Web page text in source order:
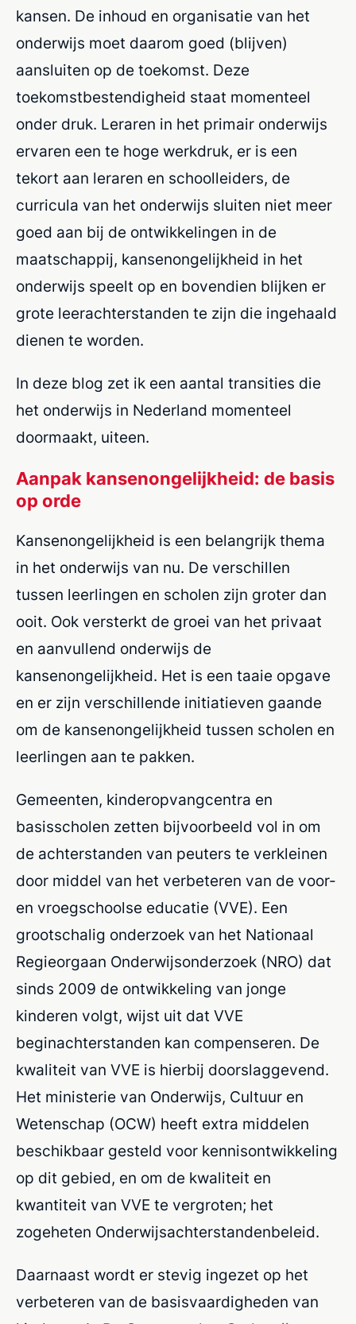
kansen. De inhoud en organisatie van het
onderwijs moet daarom goed (blijven)
aansluiten op de toekomst. Deze
toekomstbestendigheid staat momenteel
onder druk. Leraren in het primair onderwijs
ervaren een te hoge werkdruk, er is een
tekort aan leraren en schoolleiders, de
curricula van het onderwijs sluiten niet meer
goed aan bij de ontwikkelingen in de
maatschappij, kansenongelijkheid in het
onderwijs speelt op en bovendien blijken er
grote leerachterstanden te zijn die ingehaald
dienen te worden.
In deze blog zet ik een aantal transities die
het onderwijs in Nederland momenteel
doormaakt, uiteen.
Aanpak kansenongelijkheid: de basis
op orde
Kansenongelijkheid is een belangrijk thema
in het onderwijs van nu. De verschillen
tussen leerlingen en scholen zijn groter dan
ooit. Ook versterkt de groei van het privaat
en aanvullend onderwijs de
kansenongelijkheid. Het is een taaie opgave
en er zijn verschillende initiatieven gaande
om de kansenongelijkheid tussen scholen en
leerlingen aan te pakken.
Gemeenten, kinderopvangcentra en
basisscholen zetten bijvoorbeeld vol in om
de achterstanden van peuters te verkleinen
door middel van het verbeteren van de voor-
en vroegschoolse educatie (VVE). Een
grootschalig onderzoek van het Nationaal
Regieorgaan Onderwijsonderzoek (NRO) dat
sinds 2009 de ontwikkeling van jonge
kinderen volgt, wijst uit dat VVE
beginachterstanden kan compenseren. De
kwaliteit van VVE is hierbij doorslaggevend.
Het ministerie van Onderwijs, Cultuur en
Wetenschap (OCW) heeft extra middelen
beschikbaar gesteld voor kennisontwikkeling
op dit gebied, en om de kwaliteit en
kwantiteit van VVE te vergroten; het
zogeheten Onderwijsachterstandenbeleid.
Daarnaast wordt er stevig ingezet op het
verbeteren van de basisvaardigheden van